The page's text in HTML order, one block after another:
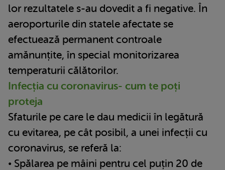
lor rezultatele s-au dovedit a fi negative. În
aeroporturile din statele afectate se
efectuează permanent controale
amănunțite, în special monitorizarea
temperaturii călătorilor.
Infecția cu coronavirus- cum te poți
proteja
Sfaturile pe care le dau medicii în legătură
cu evitarea, pe cât posibil, a unei infecții cu
coronavirus, se referă la:
• Spălarea pe mâini pentru cel puțin 20 de